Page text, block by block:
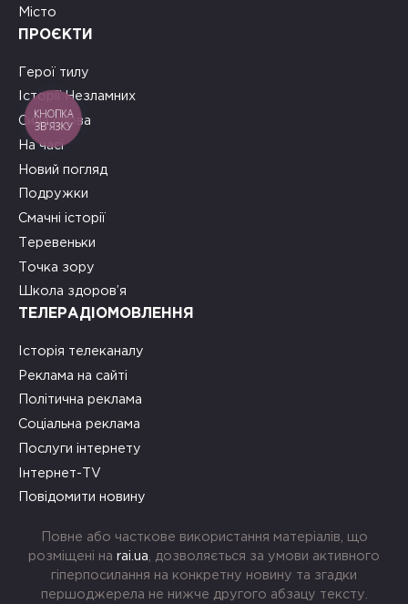
Місто
ПРОЄКТИ
Герої тилу
Історії Незламних
Сила слова
На часі
Новий погляд
Подружки
Смачні історії
Теревеньки
Точка зору
Школа здоров’я
ТЕЛЕРАДІОМОВЛЕННЯ
Історія телеканалу
Реклама на сайті
Політична реклама
Соціальна реклама
Послуги інтернету
Інтернет-TV
Повідомити новину
Повне або часткове використання матеріалів, що
розміщені на rai.ua , дозволяється за умови активного
гіперпосилання на конкретну новину та згадки
першоджерела не нижче другого абзацу тексту.
КНОПКА
ЗВ'ЯЗКУ